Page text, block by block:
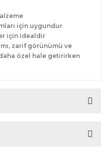
için uygundur
için idealdir
zarif görünümü ve
özel hale getirirken